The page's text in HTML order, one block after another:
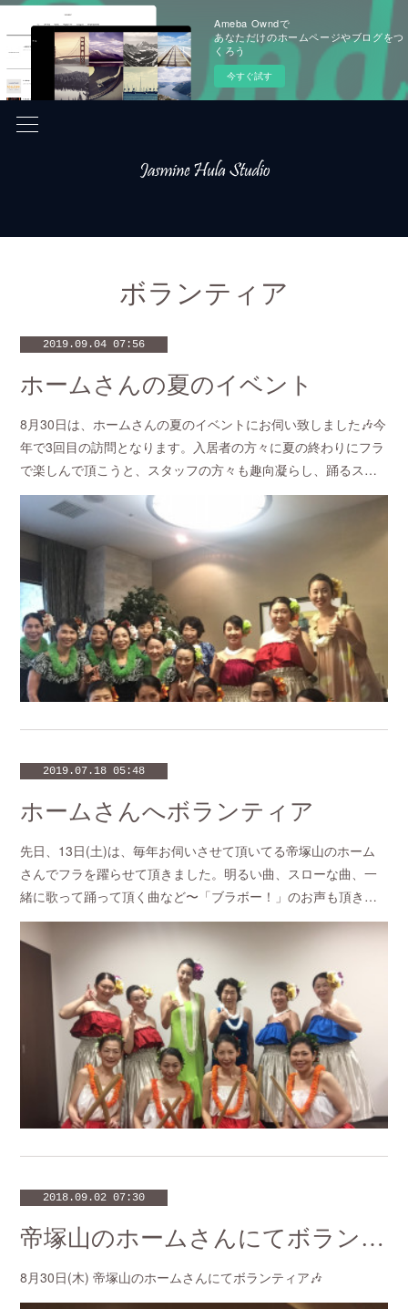
Ameba Owndで
あなただけのホームページやブログをつ
くろう
今すぐ試す
ボランティア
2019.09.04 07:56
ホームさんの夏のイベント
8月30日は、ホームさんの夏のイベントにお伺い致しました🎶今
年で3回目の訪問となります。入居者の方々に夏の終わりにフラ
で楽しんで頂こうと、スタッフの方々も趣向凝らし、踊るス…
2019.07.18 05:48
ホームさんへボランティア
先日、13日(土)は、毎年お伺いさせて頂いてる帝塚山のホーム
さんでフラを躍らせて頂きました。明るい曲、スローな曲、一
緒に歌って踊って頂く曲など〜「ブラボー！」のお声も頂き…
2018.09.02 07:30
帝塚山のホームさんにてボランティア
8月30日(木) 帝塚山のホームさんにてボランティア🎶